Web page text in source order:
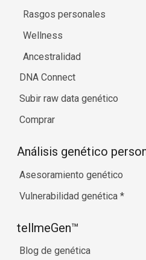
Rasgos personales
Wellness
Ancestralidad
DNA Connect
Subir raw data genético
Comprar
Análisis genético
Asesoramiento genético
Vulnerabilidad genética *
tellmeGen™
Blog de genética